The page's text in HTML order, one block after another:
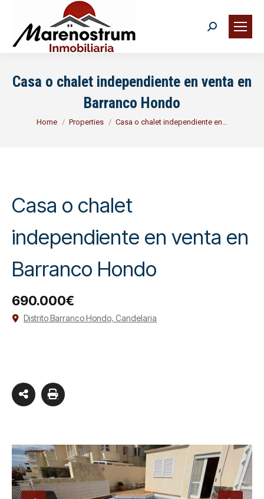
Search:
Buscar
Casa o chalet independiente en venta en
Barranco Hondo
You are here:
Home Properties Casa o chalet independiente en…
Casa o chalet
independiente en venta en
Barranco Hondo
690.000€
Distrito Barranco Hondo, Candelaria